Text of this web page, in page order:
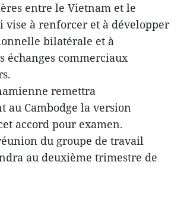
entre le Vietnam et le
vise à renforcer et à développer
bilatérale et à
échanges commerciaux
remettra
au Cambodge la version
accord pour examen.
du groupe de travail
au deuxième trimestre de